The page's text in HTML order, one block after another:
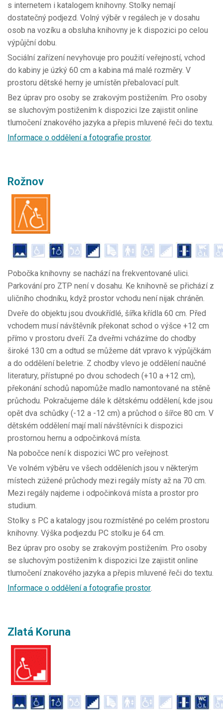
s internetem i katalogem knihovny. Stolky nemají
dostatečný podjezd. Volný výběr v regálech je v dosahu
osob na vozíku a obsluha knihovny je k dispozici po celou
výpůjční dobu.
Sociální zařízení nevyhovuje pro použití veřejností, vchod
do kabiny je úzký 60 cm a kabina má malé rozměry. V
prostoru dětské herny je umístěn přebalovací pult.
Bez úprav pro osoby se zrakovým postižením. Pro osoby
se sluchovým postižením k dispozici lze zajistit online
tlumočení znakového jazyka a přepis mluvené řeči do textu.
Informace o oddělení a fotografie prostor.
Rožnov
Pobočka knihovny se nachází na frekventované ulici.
Parkování pro ZTP není v dosahu. Ke knihovně se přichází z
uličního chodníku, když prostor vchodu není nijak chráněn.
Dveře do objektu jsou dvoukřídlé, šířka křídla 60 cm. Před
vchodem musí návštěvník překonat schod o výšce +12 cm
přímo v prostoru dveří. Za dveřmi vcházíme do chodby
široké 130 cm a odtud se můžeme dát vpravo k výpůjčkám
a do oddělení beletrie. Z chodby vlevo je oddělení naučné
literatury, přístupné po dvou schodech (+10 a +12 cm),
překonání schodů napomůže madlo namontované na stěně
průchodu. Pokračujeme dále k dětskému oddělení, kde jsou
opět dva schůdky (-12 a -12 cm) a průchod o šířce 80 cm. V
dětském oddělení mají malí návštěvníci k dispozici
prostornou hernu a odpočinková místa.
Na pobočce není k dispozici WC pro veřejnost.
Ve volném výběru ve všech odděleních jsou v některým
místech zúžené průchody mezi regály místy až na 70 cm.
Mezi regály najdeme i odpočinková místa a prostor pro
studium.
Stolky s PC a katalogy jsou rozmístěné po celém prostoru
knihovny. Výška podjezdu PC stolku je 64 cm.
Bez úprav pro osoby se zrakovým postižením. Pro osoby
se sluchovým postižením k dispozici lze zajistit online
tlumočení znakového jazyka a přepis mluvené řeči do textu.
Informace o oddělení a fotografie prostor.
Zlatá Koruna